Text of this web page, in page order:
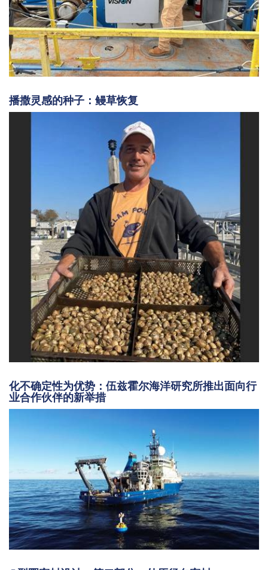
播撒灵感的种子：鳗草恢复
化不确定性为优势：伍兹霍尔海洋研究所推出面向行
业合作伙伴的新举措